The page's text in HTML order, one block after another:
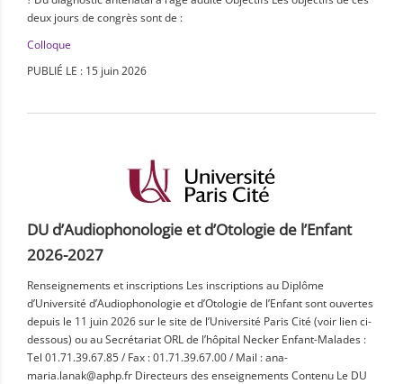
deux jours de congrès sont de :
Colloque
PUBLIÉ LE : 15 juin 2026
DU d’Audiophonologie et d’Otologie de l’Enfant
2026-2027
Renseignements et inscriptions Les inscriptions au Diplôme
d’Université d’Audiophonologie et d’Otologie de l’Enfant sont ouvertes
depuis le 11 juin 2026 sur le site de l’Université Paris Cité (voir lien ci-
dessous) ou au Secrétariat ORL de l’hôpital Necker Enfant-Malades :
Tel 01.71.39.67.85 / Fax : 01.71.39.67.00 / Mail : ana-
maria.lanak@aphp.fr Directeurs des enseignements Contenu Le DU